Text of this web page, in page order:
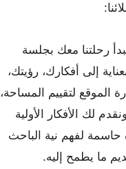
رحلتنا معك بجلسة
إلى أفكارك، رؤيتك،
الموقع لتقييم المساحة،
لك الأفكار الأولية
حاسمة لفهم نية الباحث
ما يطمح إليه.